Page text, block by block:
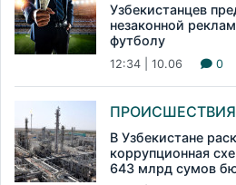
Узбекистанцев
незаконной
футболу
12:34 | 10.06 0
ПРОИСШЕСТВИЯ
В Узбекистане
коррупционная
643 млрд сумов